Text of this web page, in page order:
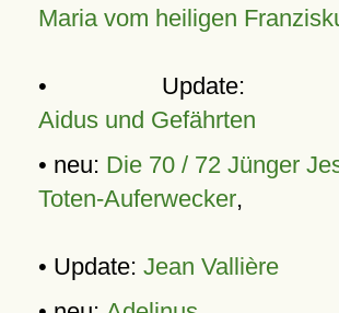
Maria vom heiligen
•
Aidus und Gefährten
• neu: Die 70 / 72 Jünger
Toten-Auferwecker,
• Update: Jean Vallière